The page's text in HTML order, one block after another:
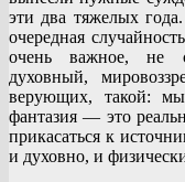
эти два тяжелых
очередная
очень важное, не
духовный,
верующих, такой:
фантазия — это
прикасаться к
и духовно, и